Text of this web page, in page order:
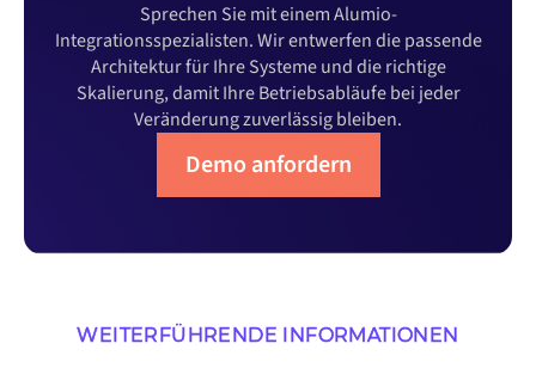
Sprechen Sie mit einem Alumio-
Integrationsspezialisten. Wir entwerfen die passende
Architektur für Ihre Systeme und die richtige
Skalierung, damit Ihre Betriebsabläufe bei jeder
Veränderung zuverlässig bleiben.
Demo anfordern
WEITERFÜHRENDE INFORMATIONEN